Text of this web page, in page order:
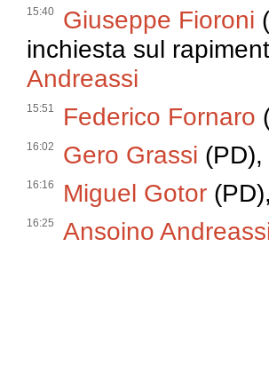
15:40 Giuseppe Fioroni
inchiesta sul
Andreassi
15:51 Federico Fornaro
16:02 Gero Grassi
16:16 Miguel Gotor
16:25 Ansoino